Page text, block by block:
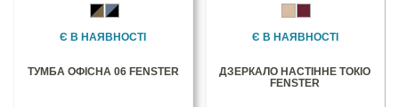
Є В НАЯВНОСТІ
ТУМБА ОФІСНА 06 FENSTER
Є В НАЯВНОСТІ
ДЗЕРКАЛО НАСТІННЕ ТОКІО
FENSTER